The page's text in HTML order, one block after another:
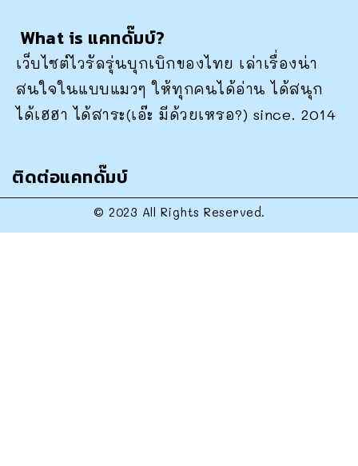
What is แคทดั๊มบ์?
เว็บไซต์ไวรัลรุ่นบุกเบิกของไทย เล่าเรื่องน่า
สนใจในแบบแมวๆ ให้ทุกคนได้อ่าน ได้สนุก
ได้เฮฮา ได้สาระ(เอ๊ะ มีด้วยเหรอ?) since. 2014
ติดต่อแคทดั๊มบ์
© 2023 All Rights Reserved.